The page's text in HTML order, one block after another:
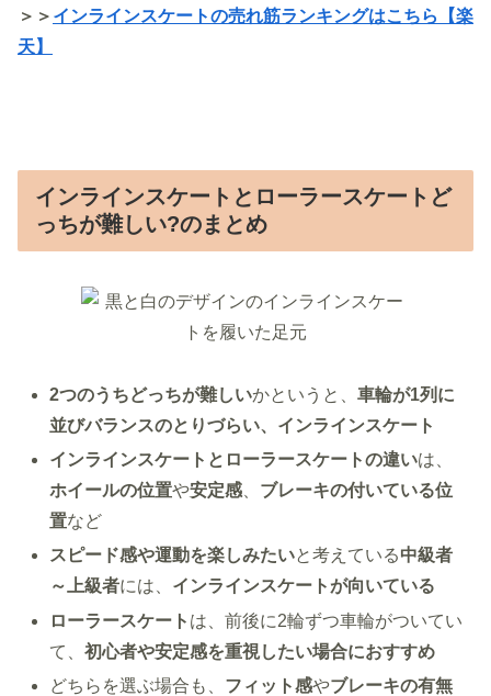
＞＞ インラインスケートの売れ筋ランキングはこちら【楽
天】
インラインスケートとローラースケートど
っちが難しい?のまとめ
2つのうちどっちが難しいかというと、車輪が1列に
並びバランスのとりづらい、インラインスケート
インラインスケートとローラースケートの違いは、
ホイールの位置や安定感
ブレーキの付いている位
置など
スピード感や運動を楽しみたいと考えている中級者
～上級者には、 インラインスケートが向いている
ローラースケート は、前後に2輪ずつ車輪がついてい
て、初心者や安定感を重視したい場合におすすめ
どちらを選ぶ場合も、 フィット感やブレーキの有無